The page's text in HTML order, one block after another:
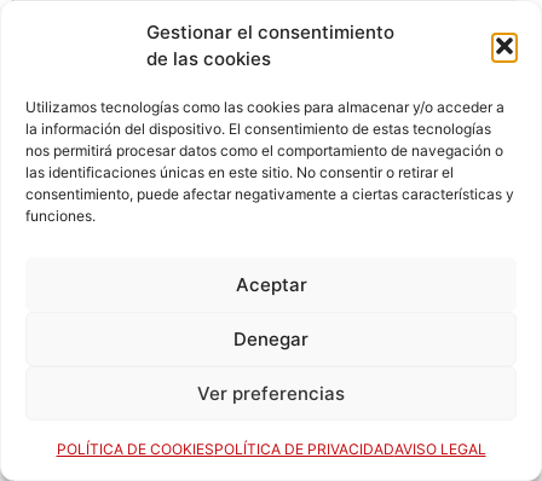
Gestionar el consentimiento
de las cookies
Utilizamos tecnologías como las cookies para almacenar y/o acceder a
la información del dispositivo. El consentimiento de estas tecnologías
nos permitirá procesar datos como el comportamiento de navegación o
las identificaciones únicas en este sitio. No consentir o retirar el
consentimiento, puede afectar negativamente a ciertas características y
funciones.
Aceptar
Denegar
Ver preferencias
POLÍTICA DE COOKIESPOLÍTICA DE PRIVACIDADAVISO LEGAL
TEMPORADA 2014-15
TEMPORADA 2014-15